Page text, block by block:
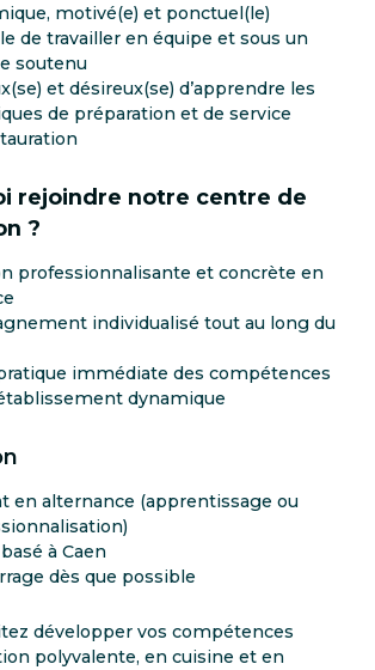
motivé(e) et ponctuel(le)
de travailler en équipe et sous un
soutenu
et désireux(se) d’apprendre les
de préparation et de service
rejoindre notre centre de
?
professionnalisante et concrète en
individualisé tout au long du
immédiate des compétences
dynamique
en alternance (apprentissage ou
à Caen
dès que possible
développer vos compétences
polyvalente, en cuisine et en